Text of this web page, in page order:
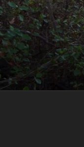
Zum
Inhalt
springen